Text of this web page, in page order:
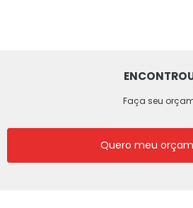
Faça seu
Quero meu